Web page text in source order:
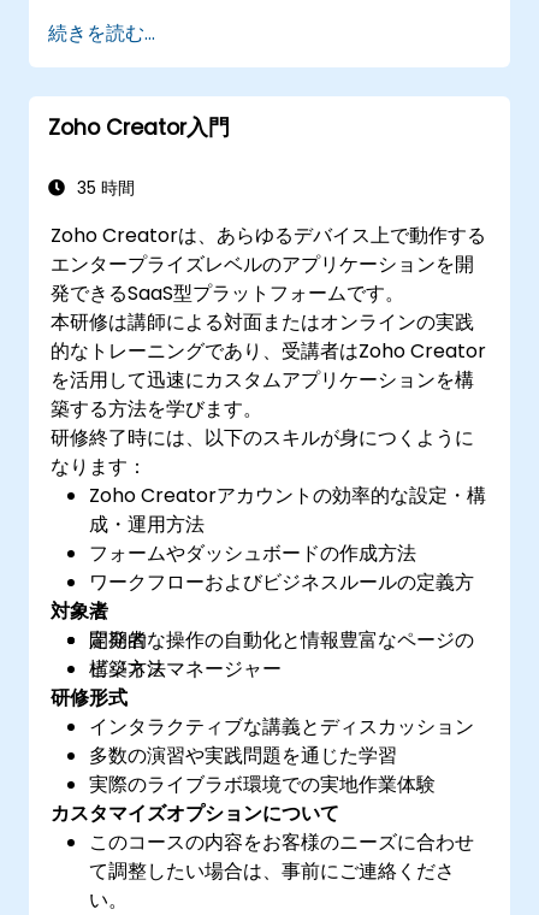
続きを読む...
Zoho Creator入門
35 時間
Zoho Creatorは、あらゆるデバイス上で動作する
エンタープライズレベルのアプリケーションを開
発できるSaaS型プラットフォームです。
本研修は講師による対面またはオンラインの実践
的なトレーニングであり、受講者はZoho Creator
を活用して迅速にカスタムアプリケーションを構
築する方法を学びます。
研修終了時には、以下のスキルが身につくように
なります：
Zoho Creatorアカウントの効率的な設定・構
成・運用方法
フォームやダッシュボードの作成方法
ワークフローおよびビジネスルールの定義方
法
定期的な操作の自動化と情報豊富なページの
構築方法
対象者
開発者
ビジネスマネージャー
研修形式
インタラクティブな講義とディスカッション
多数の演習や実践問題を通じた学習
実際のライブラボ環境での実地作業体験
カスタマイズオプションについて
このコースの内容をお客様のニーズに合わせ
て調整したい場合は、事前にご連絡くださ
い。